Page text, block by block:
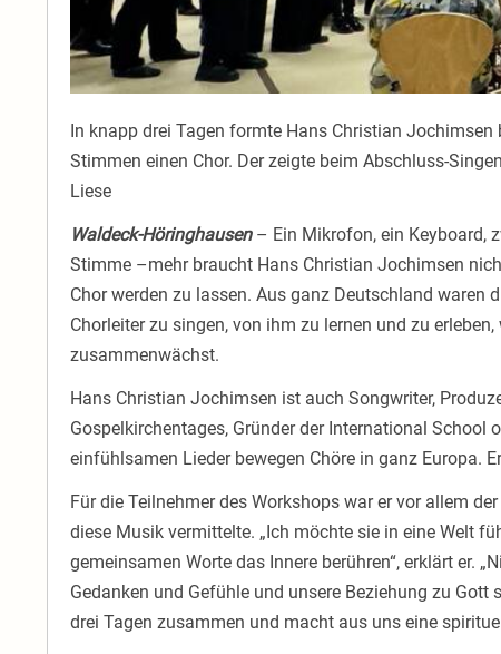
In knapp drei Tagen formte Hans Christian
Stimmen einen Chor. Der zeigte beim Abschluss-
Liese
Waldeck-Höringhausen– Ein Mikrofon, ein Keyboard,
Stimme –mehr braucht Hans Christian Jochimsen
Chor werden zu lassen. Aus ganz Deutschland
Chorleiter zu singen, von ihm zu lernen und zu
zusammenwächst.
Hans Christian Jochimsen ist auch Songwriter,
Gospelkirchentages, Gründer der International
einfühlsamen Lieder bewegen Chöre in ganz Europa.
Für die Teilnehmer des Workshops war er vor allem
diese Musik vermittelte. „Ich möchte sie in eine Welt
gemeinsamen Worte das Innere berühren“, erklärt er.
Gedanken und Gefühle und unsere Beziehung zu
drei Tagen zusammen und macht aus uns eine